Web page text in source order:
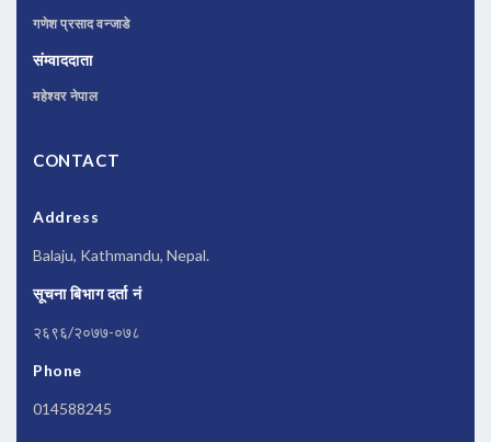
गणेश प्रसाद वन्जाडे
संम्वाददाता
महेश्वर नेपाल
CONTACT
Address
Balaju, Kathmandu, Nepal.
सूचना बिभाग दर्ता नं
२६९६/२०७७-०७८
Phone
014588245